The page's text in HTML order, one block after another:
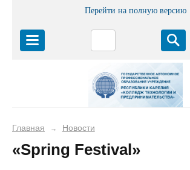
Перейти на полную версию
Главная → Новости
«Spring Festival»